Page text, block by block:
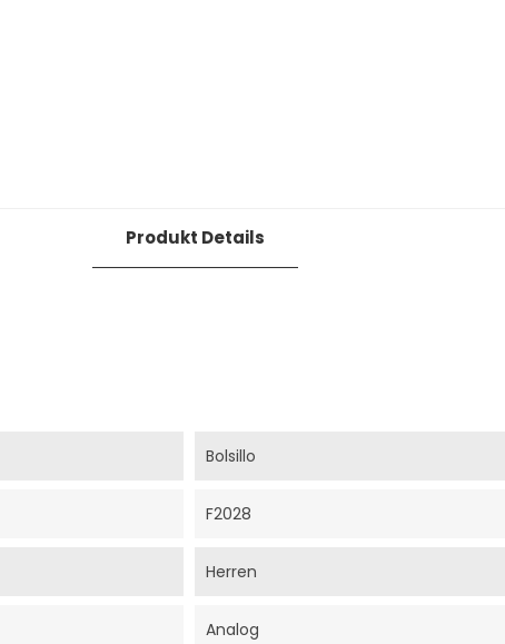
Produkt Details
Bolsillo
F2028
Herren
Analog